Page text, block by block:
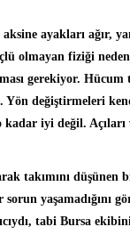
ayakları ağır,
olmayan fiziği
gerekiyor.
Yön değiştirmeleri
kadar iyi değil.
takımını
yaşamadığını
tabi Bursa